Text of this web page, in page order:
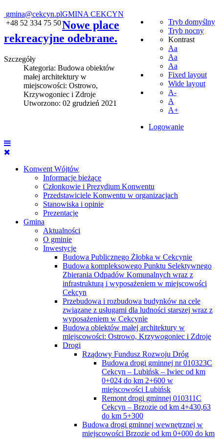
gmina@cekcyn.pl
+48 52 334 75 50
Tryb domyślny
Tryb nocny
Kontrast
Aa
Aa
Aa
Fixed layout
Wide layout
A-
A
A+
Logowanie
GMINA CEKCYN
Konwent Wójtów
Informacje bieżące
Członkowie i Prezydium Konwentu
Przedstawiciele Konwentu w organizacjach
Stanowiska i opinie
Prezentacje
Gmina
Aktualności
O gminie
Inwestycje
Budowa Publicznego Żłobka w Cekcynie
Budowa kompleksowego Punktu Selektywnego
Zbierania Odpadów Komunalnych wraz z
infrastrukturą i wyposażeniem w miejscowości
Cekcyn
Przebudowa i rozbudowa budynków na cele
związane z usługami dla ludności starszej wraz z
wyposażeniem w Cekcynie
Budowa obiektów małej architektury w
miejscowości: Ostrowo, Krzywogoniec i Zdroje
Drogi
Rządowy Fundusz Rozwoju Dróg
Budowa drogi gminnej nr 010323C
Cekcyn – Lubińsk – Iwiec od km
0+024 do km 2+600 w
miejscowości Lubińsk
Remont drogi gminnej 010311C
Cekcyn – Brzozie od km 4+430,63
do km 5+300
Budowa drogi gminnej wewnętrznej w
miejscowości Brzozie od km 0+000 do km
Nowe place
rekreacyjne odebrane.
Szczegóły
Kategoria: Budowa obiektów
małej architektury w
miejscowości: Ostrowo,
Krzywogoniec i Zdroje
Utworzono: 02 grudzień 2021